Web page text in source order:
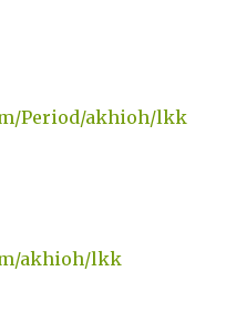
Period/akhioh/lkk
akhioh/lkk